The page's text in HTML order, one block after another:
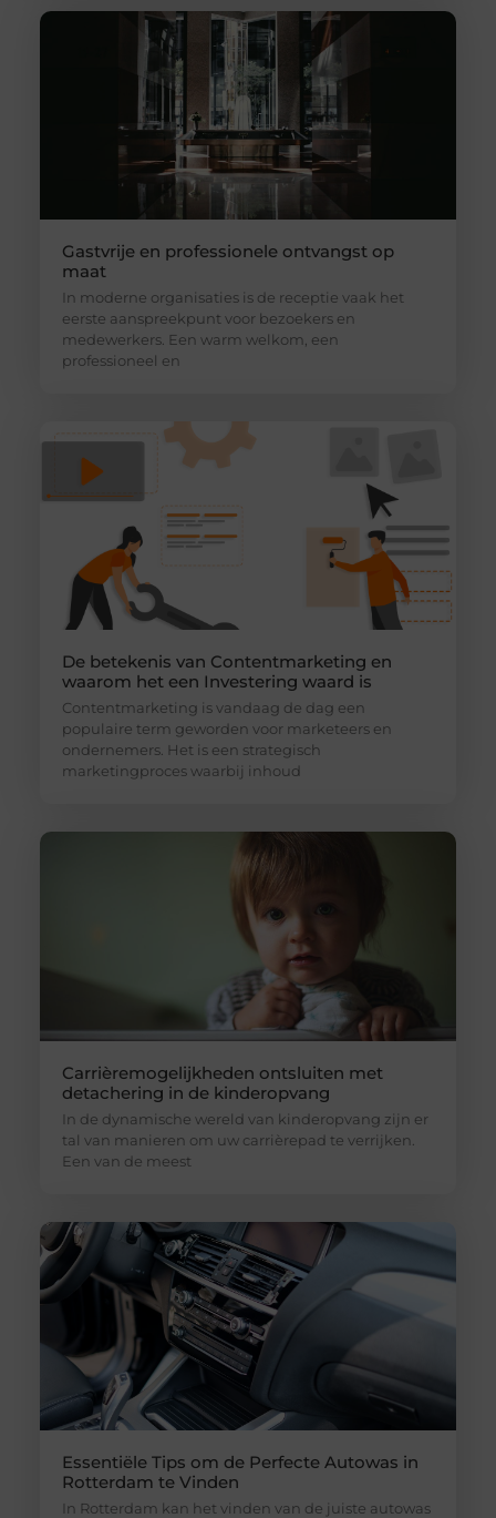
Gastvrije en professionele ontvangst op
maat
In moderne organisaties is de receptie vaak het
eerste aanspreekpunt voor bezoekers en
medewerkers. Een warm welkom, een
professioneel en
De betekenis van Contentmarketing en
waarom het een Investering waard is
Contentmarketing is vandaag de dag een
populaire term geworden voor marketeers en
ondernemers. Het is een strategisch
marketingproces waarbij inhoud
Carrièremogelijkheden ontsluiten met
detachering in de kinderopvang
In de dynamische wereld van kinderopvang zijn er
tal van manieren om uw carrièrepad te verrijken.
Een van de meest
Essentiële Tips om de Perfecte Autowas in
Rotterdam te Vinden
In Rotterdam kan het vinden van de juiste autowas